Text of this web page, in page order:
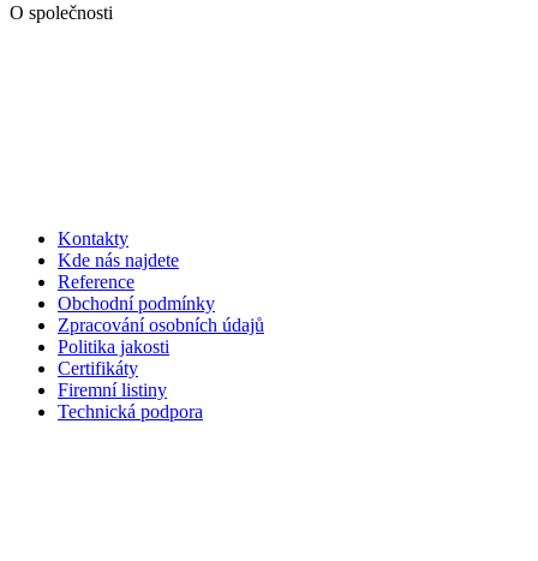
O společnosti
Kontakty
Kde nás najdete
Reference
Obchodní podmínky
Zpracování osobních údajů
Politika jakosti
Certifikáty
Firemní listiny
Technická podpora